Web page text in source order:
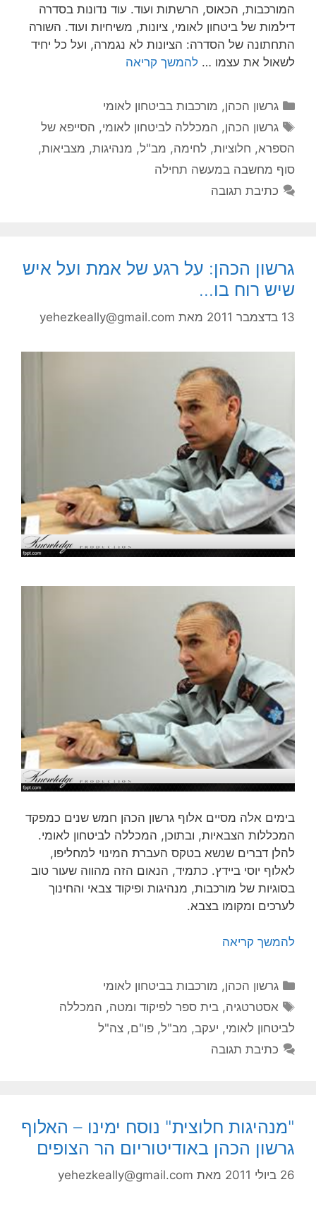
המורכבות, הכאוס, הרשתות ועוד. עוד נדונות בסדרה
דילמות של ביטחון לאומי, ציונות, משיחיות ועוד. השורה
התחתונה של הסדרה: הציונות לא נגמרה, ועל כל יחיד
לשאול את עצמו … להמשך קריאה
קטגוריות
גרשון הכהן, מורכבות בביטחון לאומי
תגיות
גרשון הכהן, המכללה לביטחון לאומי, הסייפא של
הספרא, חלוציות, לחימה, מב"ל, מנהיגות, מצביאות,
סוף מחשבה במעשה תחילה
כתיבת תגובה
גרשון הכהן: על רגע של אמת ועל איש
שיש רוח בו…
13 בדצמבר 2011 מאת yehezkeally@gmail.com
בימים אלה מסיים אלוף גרשון הכהן חמש שנים כמפקד
המכללות הצבאיות, ובתוכן, המכללה לביטחון לאומי.
להלן דברים שנשא בטקס העברת המינוי למחליפו,
לאלוף יוסי ביידץ. כתמיד, הנאום הזה מהווה שעור טוב
בסוגיות של מורכבות, מנהיגות ופיקוד צבאי והחינוך
לערכים ומקומו בצבא.
להמשך קריאה
קטגוריות
גרשון הכהן, מורכבות בביטחון לאומי
תגיות
אסטרטגיה,בית ספר לפיקוד ומטה, המכללה
לביטחון לאומי, יעקב, מב"ל, פו"ם, צה"ל
כתיבת תגובה
"מנהיגות חלוצית" נוסח ימינו – האלוף
גרשון הכהן באודיטוריום הר הצופים
26 ביולי 2011 מאת yehezkeally@gmail.com